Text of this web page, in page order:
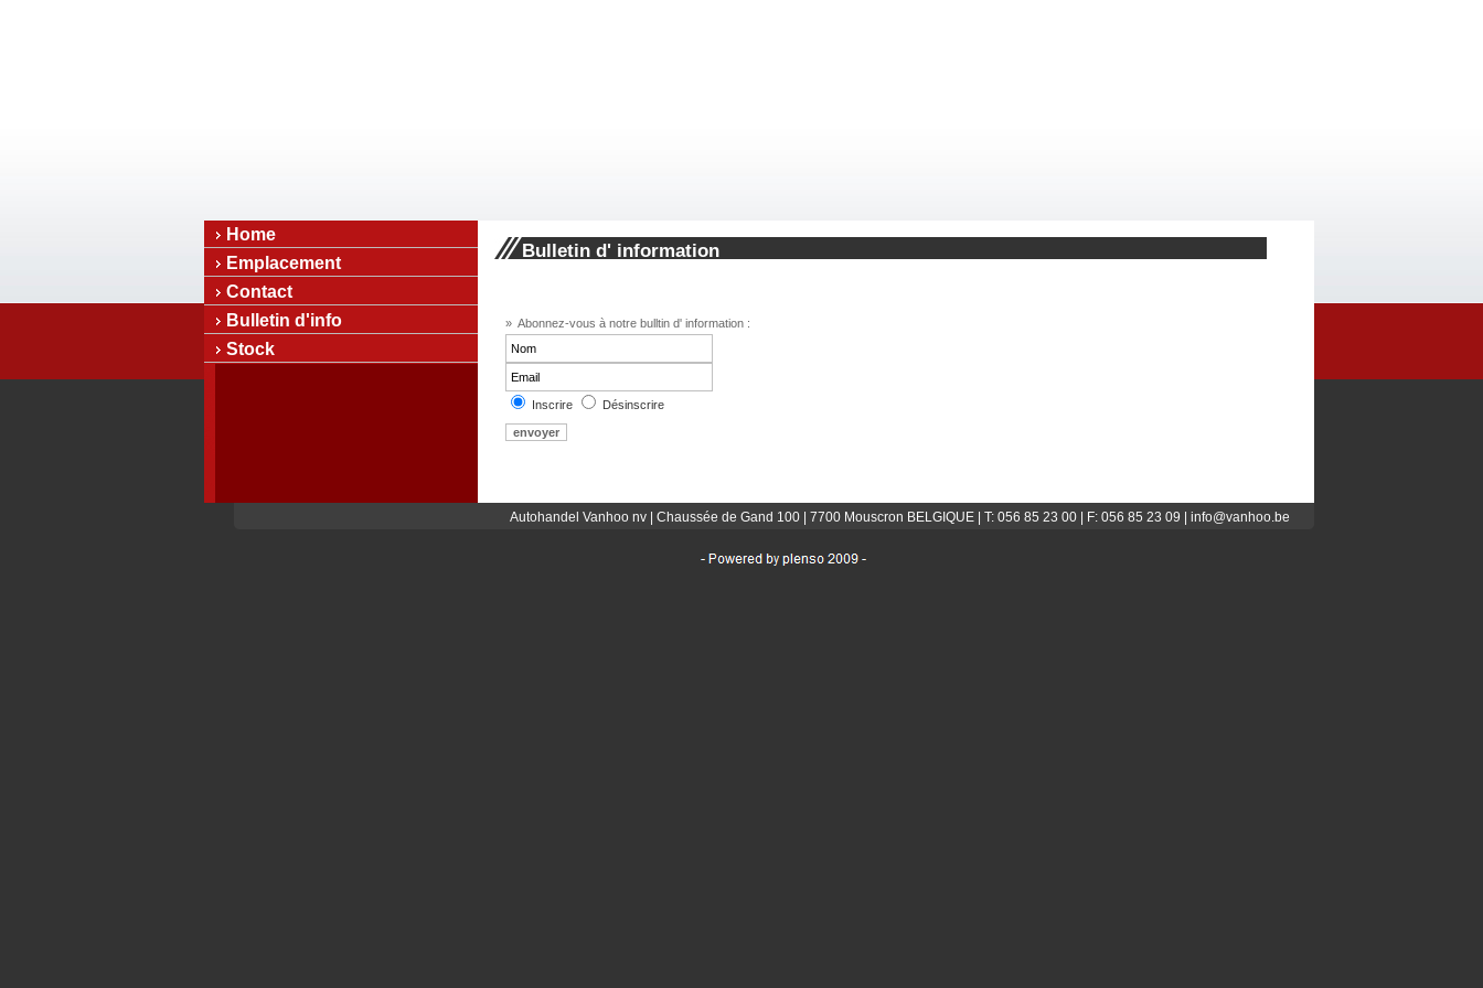
Home
Emplacement
Contact
Bulletin d'info
Stock
Bulletin d' information
» Abonnez-vous à notre bulltin d' information :
Inscrire Désinscrire
Autohandel Vanhoo nv | Chaussée de Gand 100 | 7700 Mouscron BELGIQUE | T: 056 85 23 00 | F: 056 85 23 09 | info@vanhoo.be